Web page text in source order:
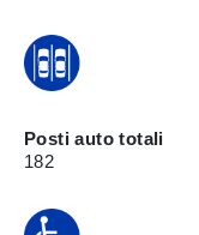
Posti auto totali
182